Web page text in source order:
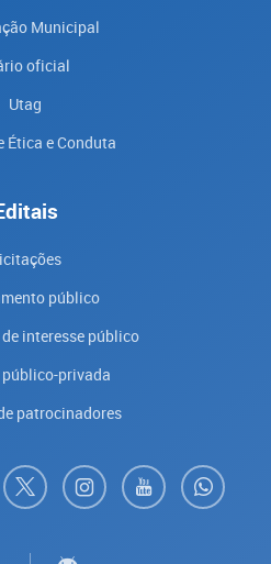
Municipal
oficial
Utag
Ética e Conduta
público
interesse público
privada
patrocinadores